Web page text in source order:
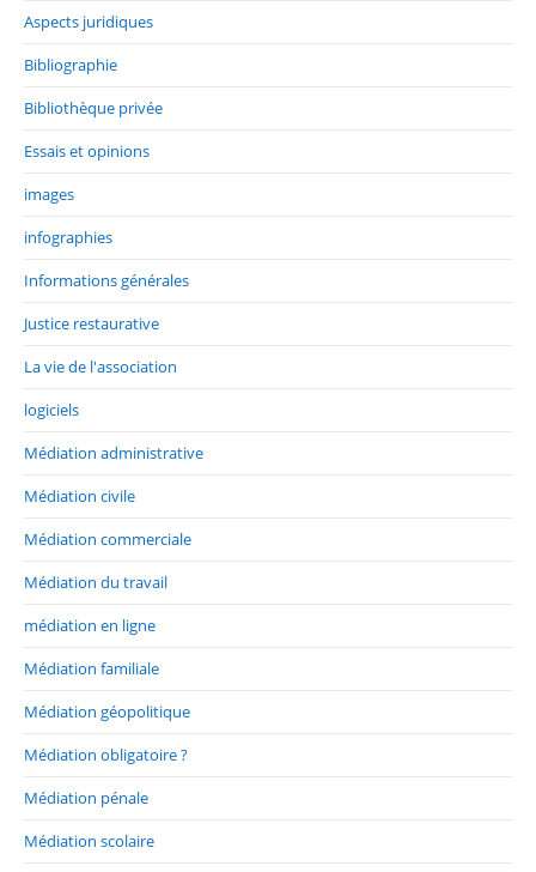
Aspects juridiques
Bibliographie
Bibliothèque privée
Essais et opinions
images
infographies
Informations générales
Justice restaurative
La vie de l'association
logiciels
Médiation administrative
Médiation civile
Médiation commerciale
Médiation du travail
médiation en ligne
Médiation familiale
Médiation géopolitique
Médiation obligatoire ?
Médiation pénale
Médiation scolaire